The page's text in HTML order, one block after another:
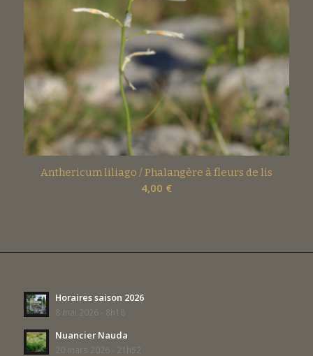
Anthericum liliago / Phalangère à fleurs de lis
4,00 €
Horaires saison 2026
8 mai 2026 - 8h18
Nuancier Nauda
20 mars 2026 - 21h52